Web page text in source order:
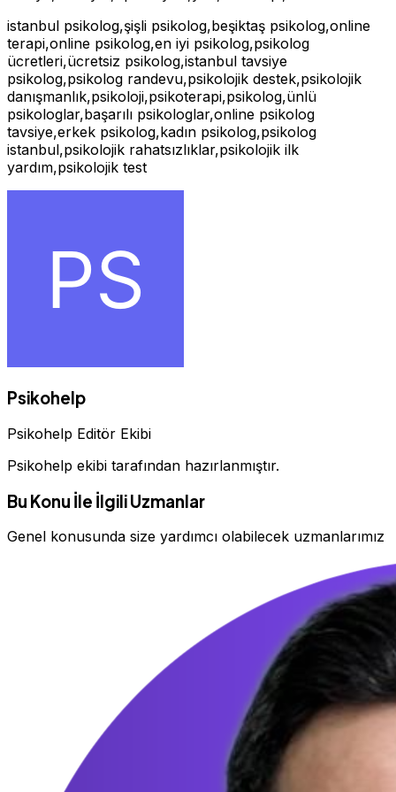
istanbul psikolog,şişli psikolog,beşiktaş psikolog,online
terapi,online psikolog,en iyi psikolog,psikolog
ücretleri,ücretsiz psikolog,istanbul tavsiye
psikolog,psikolog randevu,psikolojik destek,psikolojik
danışmanlık,psikoloji,psikoterapi,psikolog,ünlü
psikologlar,başarılı psikologlar,online psikolog
tavsiye,erkek psikolog,kadın psikolog,psikolog
istanbul,psikolojik rahatsızlıklar,psikolojik ilk
yardım,psikolojik test
Psikohelp
Psikohelp Editör Ekibi
Psikohelp ekibi tarafından hazırlanmıştır.
Bu Konu İle İlgili Uzmanlar
Genel konusunda size yardımcı olabilecek uzmanlarımız